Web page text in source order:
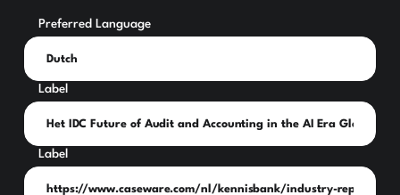
Preferred Language
Label
Label